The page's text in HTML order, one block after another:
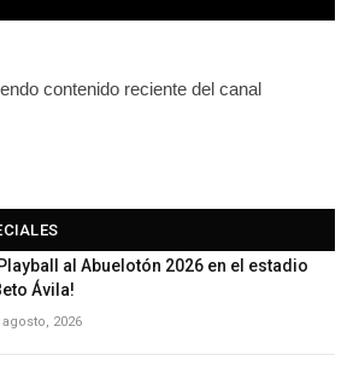
contenido reciente del canal
al Abuelotón 2026 en el estadio
Ávila!
agosto, 2026